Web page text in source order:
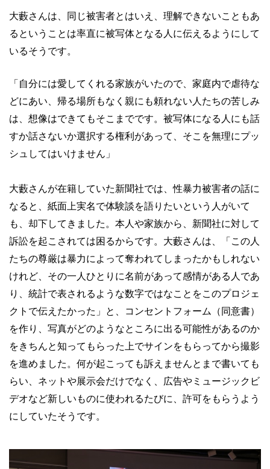
大藪さんは、同じ被害者とはいえ、理解できないこともあ
るということは率直に被写体となる人に伝えるようにして
いるそうです。
「自分には愛してくれる家族がいたので、家庭内で虐待な
どにあい、帰る場所もなく親にも頼れない人たちの苦しみ
は、想像はできてもそこまでです。被写体になる人にも話
すか話さないか選択する権利があって、そこを無理にプッ
シュしてはいけません」
大藪さんが在籍していた新聞社では、性暴力被害者の話に
なると、紙面上実名で体験談を語りたいという人がいて
も、却下してきました。本人や家族から、新聞社に対して
訴訟を起こされては困るからです。大藪さんは、「この人
たちの尊厳は暴力によって奪われてしまったかもしれない
けれど、その一人ひとりに名前があって感情がある人であ
り、統計で表されるような数字ではなことをこのプロジェ
クトで伝えたかった」と、コンセントフォーム（同意書）
を作り、写真がどのようなところに出る可能性があるのか
をきちんと知ってもらった上でサインをもらってから撮影
を進めました。何が起こっても訴えませんとまで書いても
らい、ネットや展示会だけでなく、広告やミュージックビ
デオなど新しいものに使われるたびに、許可をもらうよう
にしていたそうです。